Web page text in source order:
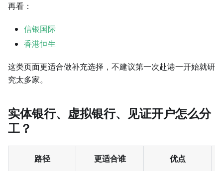
再看：
信银国际
香港恒生
这类页面更适合做补充选择，不建议第一次赴港一开始就研
究太多家。
实体银行、虚拟银行、见证开户怎么分
工？
路径 更适合谁 优点